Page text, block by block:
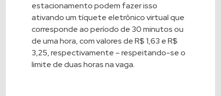
estacionamento podem fazer isso
ativando um tíquete eletrônico virtual que
corresponde ao período de 30 minutos ou
de uma hora, com valores de R$ 1,63 e R$
3,25, respectivamente – respeitando-se o
limite de duas horas na vaga.